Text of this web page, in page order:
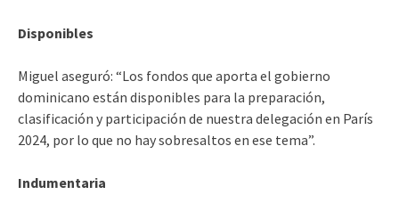
Disponibles
Miguel aseguró: “Los fondos que aporta el gobierno
dominicano están disponibles para la preparación,
clasificación y participación de nuestra delegación en París
2024, por lo que no hay sobresaltos en ese tema”.
Indumentaria